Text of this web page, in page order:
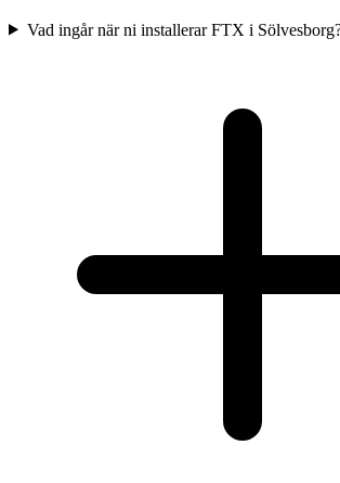
Vad ingår när ni installerar FTX i